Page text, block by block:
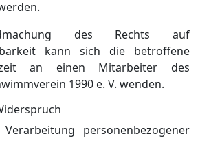
des Rechts auf
kann sich die betroffene
an einen Mitarbeiter des
1990 e. V. wenden.
personenbezogener